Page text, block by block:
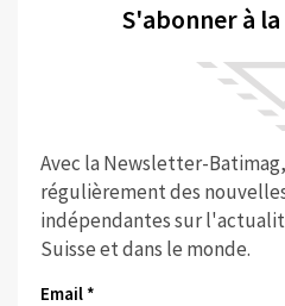
S'abonner à
Avec la Newsletter-
régulièrement des
indépendantes sur
Suisse et dans le monde.
Email *